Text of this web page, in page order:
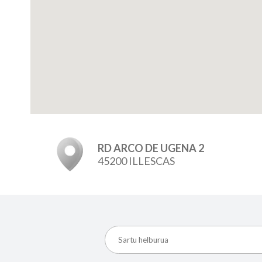
RD ARCO DE UGENA 2
45200 ILLESCAS